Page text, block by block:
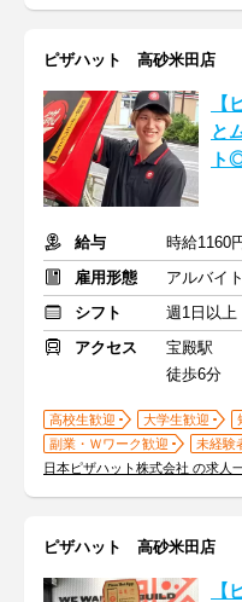
ピザハット 高砂米田店
【
と
ト
給与
時給1160
雇用形態
アルバイ
シフト
週1日以上
アクセス
宝殿駅
徒歩6分
高校生歓迎 大学生歓迎
副業・Ｗワーク歓迎
未経験
日本ピザハット株式会社 の求人
ピザハット 高砂米田店
【